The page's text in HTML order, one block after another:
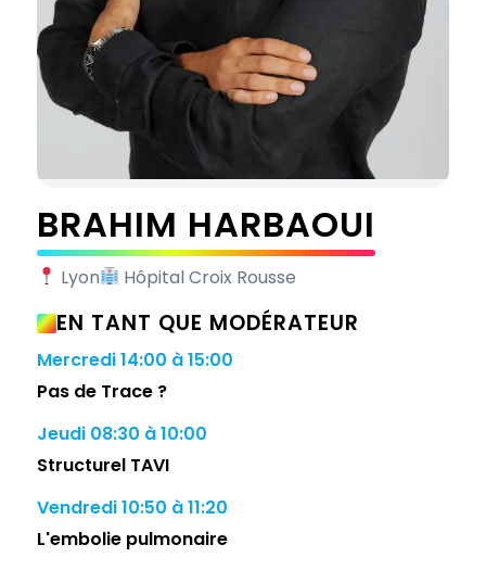
BRAHIM HARBAOUI
Lyon Hôpital Croix Rousse
EN TANT QUE MODÉRATEUR
Mercredi14:00 à 15:00
Pas de Trace ?
Jeudi 08:30 à 10:00
Structurel TAVI
Vendredi10:50 à 11:20
L'embolie pulmonaire